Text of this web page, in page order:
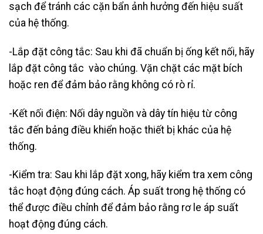
sạch để tránh các cặn bẩn ảnh hưởng đến hiệu suất
của hệ thống.
-Lắp đặt công tắc: Sau khi đã chuẩn bị ống kết nối, hãy
lắp đặt công tắc vào chúng. Vặn chặt các mặt bích
hoặc ren để đảm bảo rằng không có rò rỉ.
-Kết nối điện: Nối dây nguồn và dây tín hiệu từ công
tắc đến bảng điều khiển hoặc thiết bị khác của hệ
thống.
-Kiểm tra: Sau khi lắp đặt xong, hãy kiểm tra xem công
tắc hoạt động đúng cách. Áp suất trong hệ thống có
thể được điều chỉnh để đảm bảo rằng rơ le áp suất
hoạt động đúng cách.